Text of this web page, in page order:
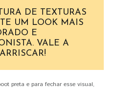
DE TEXTURAS
UM LOOK MAIS
E
VALE A
preta e para fechar esse visual,